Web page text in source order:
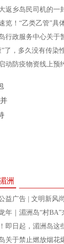
返乡岛民司机的一
览！“乙类乙管”具
行政服务中心关于
”了，多久没有传染
动防疫物资线上预
洲
益广告 | 文明新风
年｜湄洲岛“村BA”
即日起，湄洲岛这
关于禁止燃放烟花